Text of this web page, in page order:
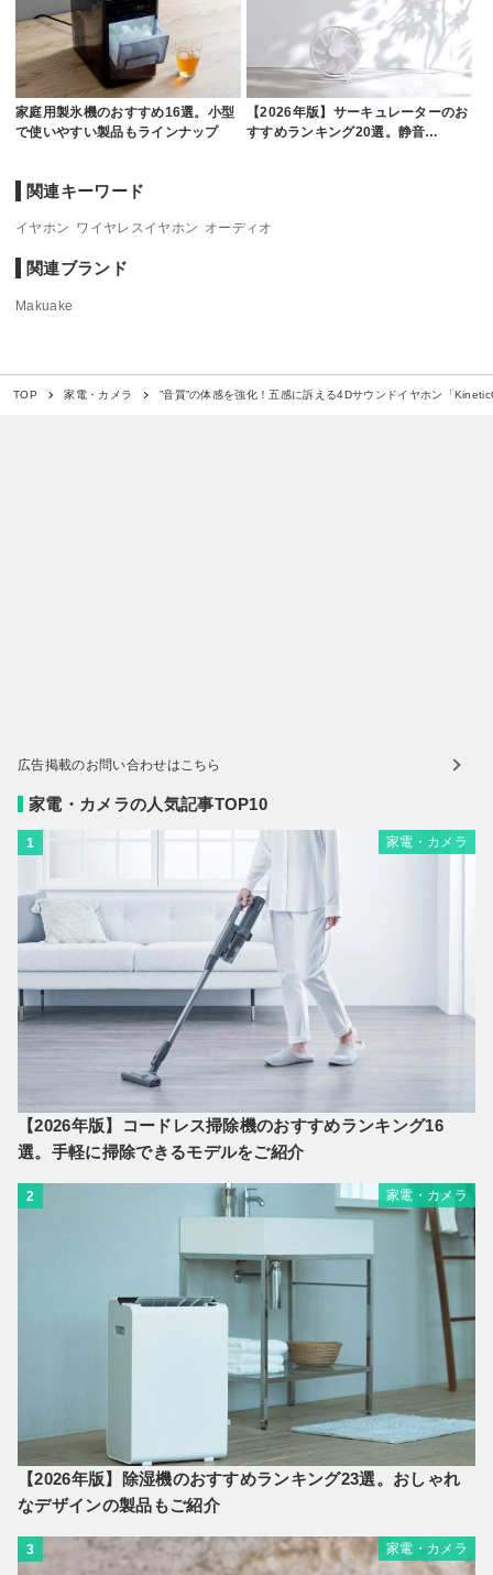
家庭用製氷機のおすすめ16選。小型
で使いやすい製品もラインナップ
【2026年版】サーキュレーターのお
すすめランキング20選。静音…
関連キーワード
イヤホン ワイヤレスイヤホン オーディオ
関連ブランド
Makuake
TOP 家電・カメラ ”音質”の体感を強化！五感に訴える4Dサウンドイヤホン「
広告掲載のお問い合わせはこちら
家電・カメラの人気記事TOP10
1 家電・カメラ
【2026年版】コードレス掃除機のおすすめランキング16
選。手軽に掃除できるモデルをご紹介
2 家電・カメラ
【2026年版】除湿機のおすすめランキング23選。おしゃれ
なデザインの製品もご紹介
3 家電・カメラ